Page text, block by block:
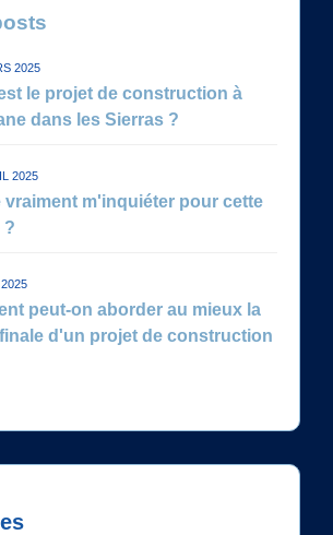
2025
le projet de construction à
dans les Sierras ?
2025
vraiment m'inquiéter pour cette
?
peut-on aborder au mieux la
d'un projet de construction